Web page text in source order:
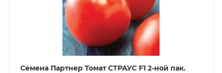
Семена Партнер Томат СТРАУС F1 2-ной пак.